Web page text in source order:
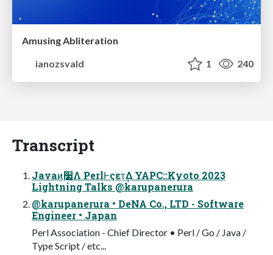
Amusing Abliteration
ianozsvald
1 240
Transcript
Javaͷ࣮૷Λ PerlͰςετ͢Δ YAPC::Kyoto 2023
Lightning Talks @karupanerura
@karupanerura • DeNA Co., LTD - Software
Engineer • Japan
Perl Association - Chief Director • Perl / Go / Java /
Type Script / etc...